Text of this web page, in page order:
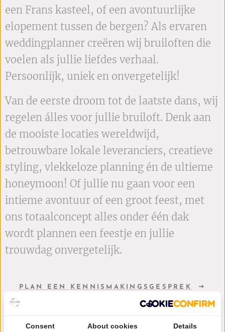
een Frans kasteel, of een avontuurlijke
elopement tussen de bergen? Als ervaren
weddingplanner creëren wij bruiloften die
voelen als jullie liefdes verhaal.
Persoonlijk, uniek en onvergetelijk!
Van de eerste droom tot de laatste dans, wij
regelen álles voor jullie bruiloft. Denk aan
de mooiste locaties wereldwijd,
betrouwbare lokale leveranciers, creatieve
styling, vlekkeloze planning én de ultieme
honeymoon! Of jullie nu gaan voor een
intieme avontuur of een groot feest, met
ons totaalconcept alles onder één dak
wordt plannen een feestje en jullie
trouwdag onvergetelijk.
PLAN EEN KENNISMAKINGSGESPREK
Consent About cookies Details